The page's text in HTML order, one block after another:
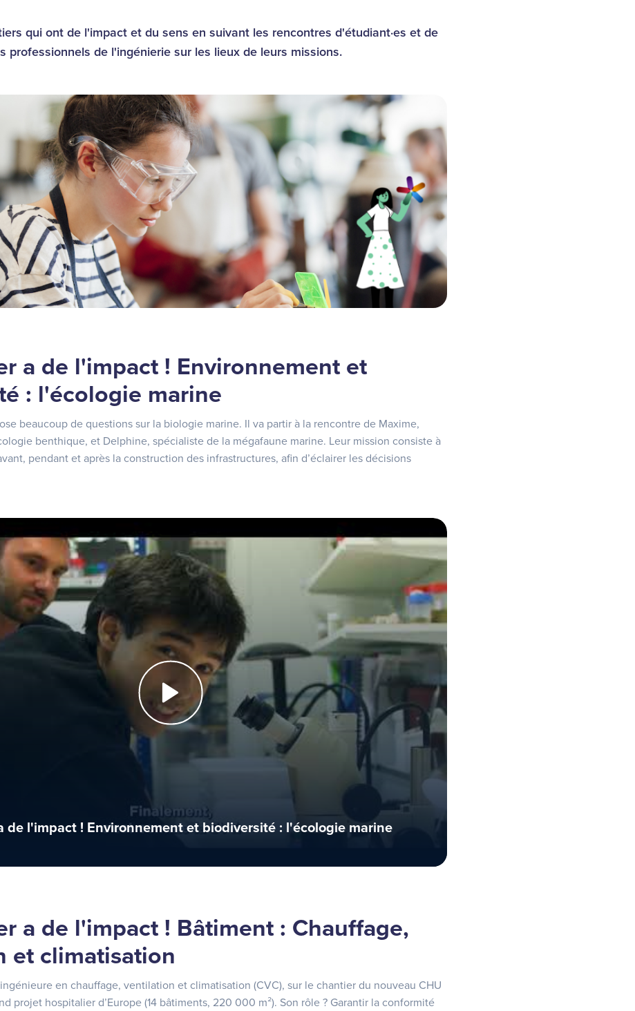
qui ont de l'impact et du sens en suivant les rencontres d'étudiant·es et de
professionnels de l'ingénierie sur les lieux de leurs missions.
a de l'impact ! Environnement et
: l'écologie marine
beaucoup de questions sur la biologie marine. Il va partir à la rencontre de Maxime,
benthique, et Delphine, spécialiste de la mégafaune marine. Leur mission consiste à
pendant et après la construction des infrastructures, afin d’éclairer les décisions
Mon métier a de l'impact ! Environnement et biodiversité : l'écologie marine
a de l'impact ! Bâtiment : Chauffage,
et climatisation
en chauffage, ventilation et climatisation (CVC), sur le chantier du nouveau CHU
projet hospitalier d’Europe (14 bâtiments, 220 000 m²). Son rôle ? Garantir la conformité